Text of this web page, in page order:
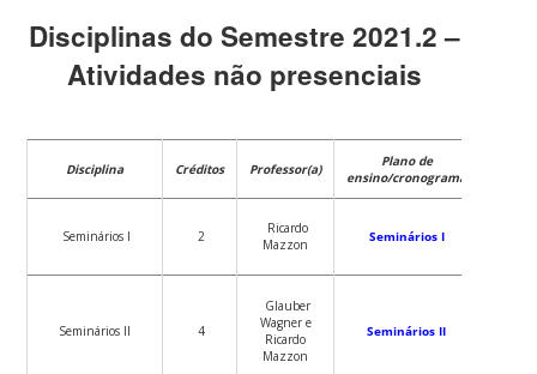
Disciplinas do Semestre 2021.2 –
Atividades não presenciais
Disciplina Créditos Professor(a)
Plano de
ensino/cronograma
Seminários I 2
Ricardo
Mazzon
Seminários I
Seminários II 4
Glauber
Wagner e
Ricardo
Mazzon
Seminários II